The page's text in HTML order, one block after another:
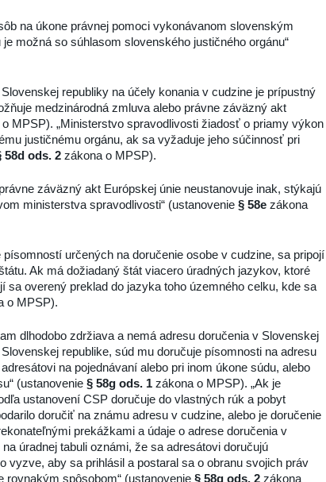
na úkone právnej pomoci vykonávanom slovenským
možná so súhlasom slovenského justičného orgánu“
republiky na účely konania v cudzine je prípustný
medzinárodná zmluva alebo právne záväzný akt
MPSP). „Ministerstvo spravodlivosti žiadosť o priamy výkon
justičnému orgánu, ak sa vyžaduje jeho súčinnosť pri
58d ods. 2 zákona o MPSP).
záväzný akt Európskej únie neustanovuje inak, stýkajú
ministerstva spravodlivosti“ (ustanovenie § 58e zákona
určených na doručenie osobe v cudzine, sa pripojí
Ak má dožiadaný štát viacero úradných jazykov, ktoré
sa overený preklad do jazyka toho územného celku, kde sa
o MPSP).
dlhodobo zdržiava a nemá adresu doručenia v Slovenskej
republike, súd mu doručuje písomnosti na adresu
na pojednávaní alebo pri inom úkone súdu, alebo
(ustanovenie § 58g ods. 1 zákona o MPSP). „Ak je
ustanovení CSP doručuje do vlastných rúk a pobyt
doručiť na známu adresu v cudzine, alebo je doručenie
prekážkami a údaje o adrese doručenia v
úradnej tabuli oznámi, že sa adresátovi doručujú
aby sa prihlásil a postaral sa o obranu svojich práv
spôsobom“ (ustanovenie § 58g ods. 2 zákona